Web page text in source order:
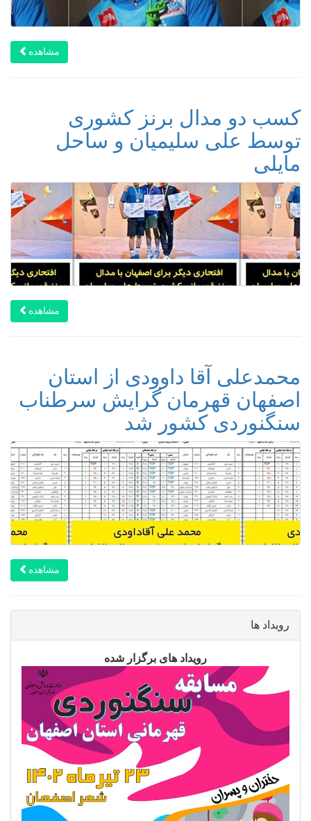
مشاهده
کسب دو مدال برنز کشوری
توسط علی سلیمیان و ساحل
مایلی
مشاهده
محمدعلی آقا داوودی از استان
اصفهان قهرمان گرایش سرطناب
سنگنوردی کشور شد
مشاهده
رویداد ها
رویداد های برگزار شده